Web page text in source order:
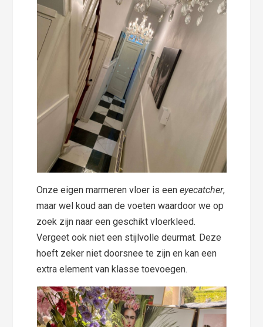
Onze eigen marmeren vloer is eeneyecatcher,
maar wel koud aan de voeten waardoor we op
zoek zijn naar een geschikt vloerkleed.
Vergeet ook niet een stijlvolle deurmat. Deze
hoeft zeker niet doorsnee te zijn en kan een
extra element van klasse toevoegen.